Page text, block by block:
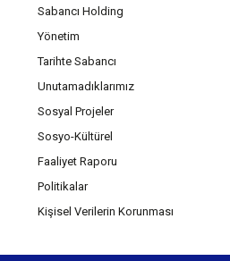
Sabancı Holding
Yönetim
Tarihte Sabancı
Unutamadıklarımız
Sosyal Projeler
Sosyo-Kültürel
Faaliyet Raporu
Politikalar
Kişisel Verilerin Korunması